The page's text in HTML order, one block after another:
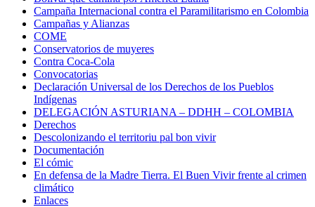
Campaña Internacional contra el Paramilitarismo en Colombia
Campañas y Alianzas
COME
Conservatorios de muyeres
Contra Coca-Cola
Convocatorias
Declaración Universal de los Derechos de los Pueblos
Indígenas
DELEGACIÓN ASTURIANA – DDHH – COLOMBIA
Derechos
Descolonizando el territoriu pal bon vivir
Documentación
El cómic
En defensa de la Madre Tierra. El Buen Vivir frente al crimen
climático
Enlaces